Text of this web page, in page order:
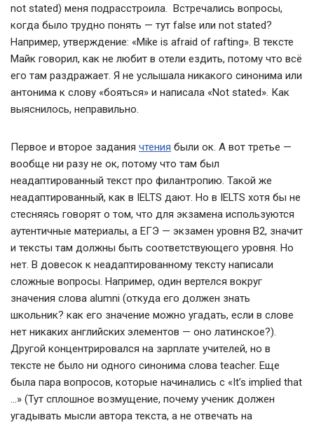
not stated) меня подрасстроила. Встречались вопросы,
когда было трудно понять — тут false или not stated?
Например, утверждение: «Mike is afraid of rafting». В тексте
Майк говорил, как не любит в отели ездить, потому что всё
его там раздражает. Я не услышала никакого синонима или
антонима к слову «бояться» и написала «Not stated». Как
выяснилось, неправильно.
Первое и второе задания чтения были ок. А вот третье —
вообще ни разу не ок, потому что там был
неадаптированный текст про филантропию. Такой же
неадаптированный, как в IELTS дают. Но в IELTS хотя бы не
стесняясь говорят о том, что для экзамена используются
аутентичные материалы, а ЕГЭ — экзамен уровня B2, значит
и тексты там должны быть соответствующего уровня. Но
нет. В довесок к неадаптированному тексту написали
сложные вопросы. Например, один вертелся вокруг
значения слова alumni (откуда его должен знать
школьник? как его значение можно угадать, если в слове
нет никаких английских элементов — оно латинское?).
Другой концентрировался на зарплате учителей, но в
тексте не было ни одного синонима слова teacher. Еще
была пара вопросов, которые начинались с «It’s implied that
…» (Тут сплошное возмущение, почему ученик должен
угадывать мысли автора текста, а не отвечать на